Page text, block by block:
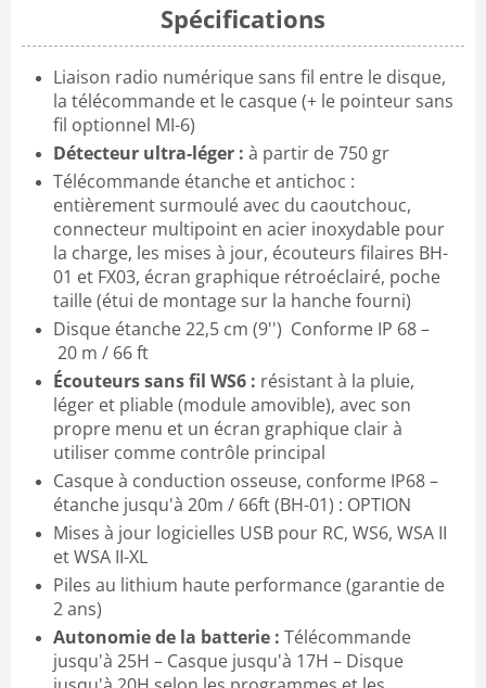
Spécifications
Liaison radio numérique sans fil entre le disque,
la télécommande et le casque (+ le pointeur sans
fil optionnel MI-6)
Détecteur ultra-léger : à partir de 750 gr
Télécommande étanche et antichoc :
entièrement surmoulé avec du caoutchouc,
connecteur multipoint en acier inoxydable pour
la charge, les mises à jour, écouteurs filaires BH-
01 et FX03, écran graphique rétroéclairé, poche
taille (étui de montage sur la hanche fourni)
Disque étanche 22,5 cm (9'') Conforme IP 68 –
20 m / 66 ft
Écouteurs sans fil WS6 : résistant à la pluie,
léger et pliable (module amovible), avec son
propre menu et un écran graphique clair à
utiliser comme contrôle principal
Casque à conduction osseuse, conforme IP68 –
étanche jusqu'à 20m / 66ft (BH-01) : OPTION
Mises à jour logicielles USB pour RC, WS6, WSA II
et WSA II-XL
Piles au lithium haute performance (garantie de
2 ans)
Autonomie de la batterie : Télécommande
jusqu'à 25H – Casque jusqu'à 17H – Disque